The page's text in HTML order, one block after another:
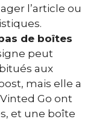
l’article ou
de boîtes
peut
aux
mais elle a
Go ont
et une boîte